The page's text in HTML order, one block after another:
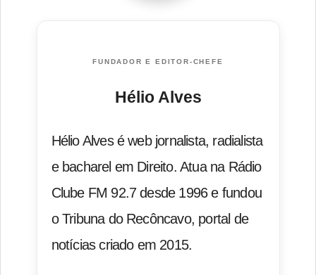
FUNDADOR E EDITOR-CHEFE
Hélio Alves
Hélio Alves é web jornalista, radialista
e bacharel em Direito. Atua na Rádio
Clube FM 92.7 desde 1996 e fundou
o Tribuna do Recôncavo, portal de
notícias criado em 2015.